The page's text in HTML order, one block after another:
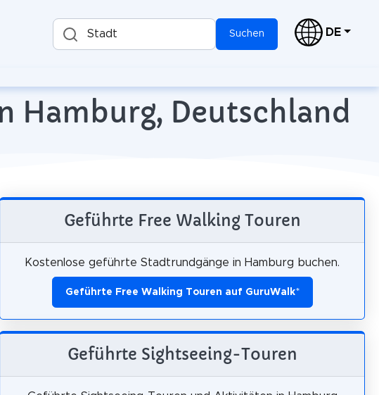
Stadt Suchen DE
Hamburg, Deutschland
Geführte Free Walking Touren
Kostenlose geführte Stadtrundgänge in Hamburg buchen.
Geführte Free Walking Touren auf GuruWalk*
Geführte Sightseeing-Touren